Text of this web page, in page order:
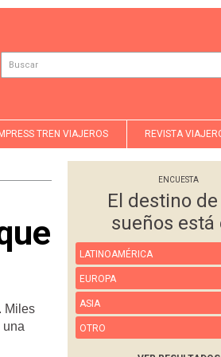
TREN VIAJEROS REVISTA
Miles
una
ENCUESTA
El destino
sueños está
LATINOAMÉRICA
EUROPA
ASIA
OTRO